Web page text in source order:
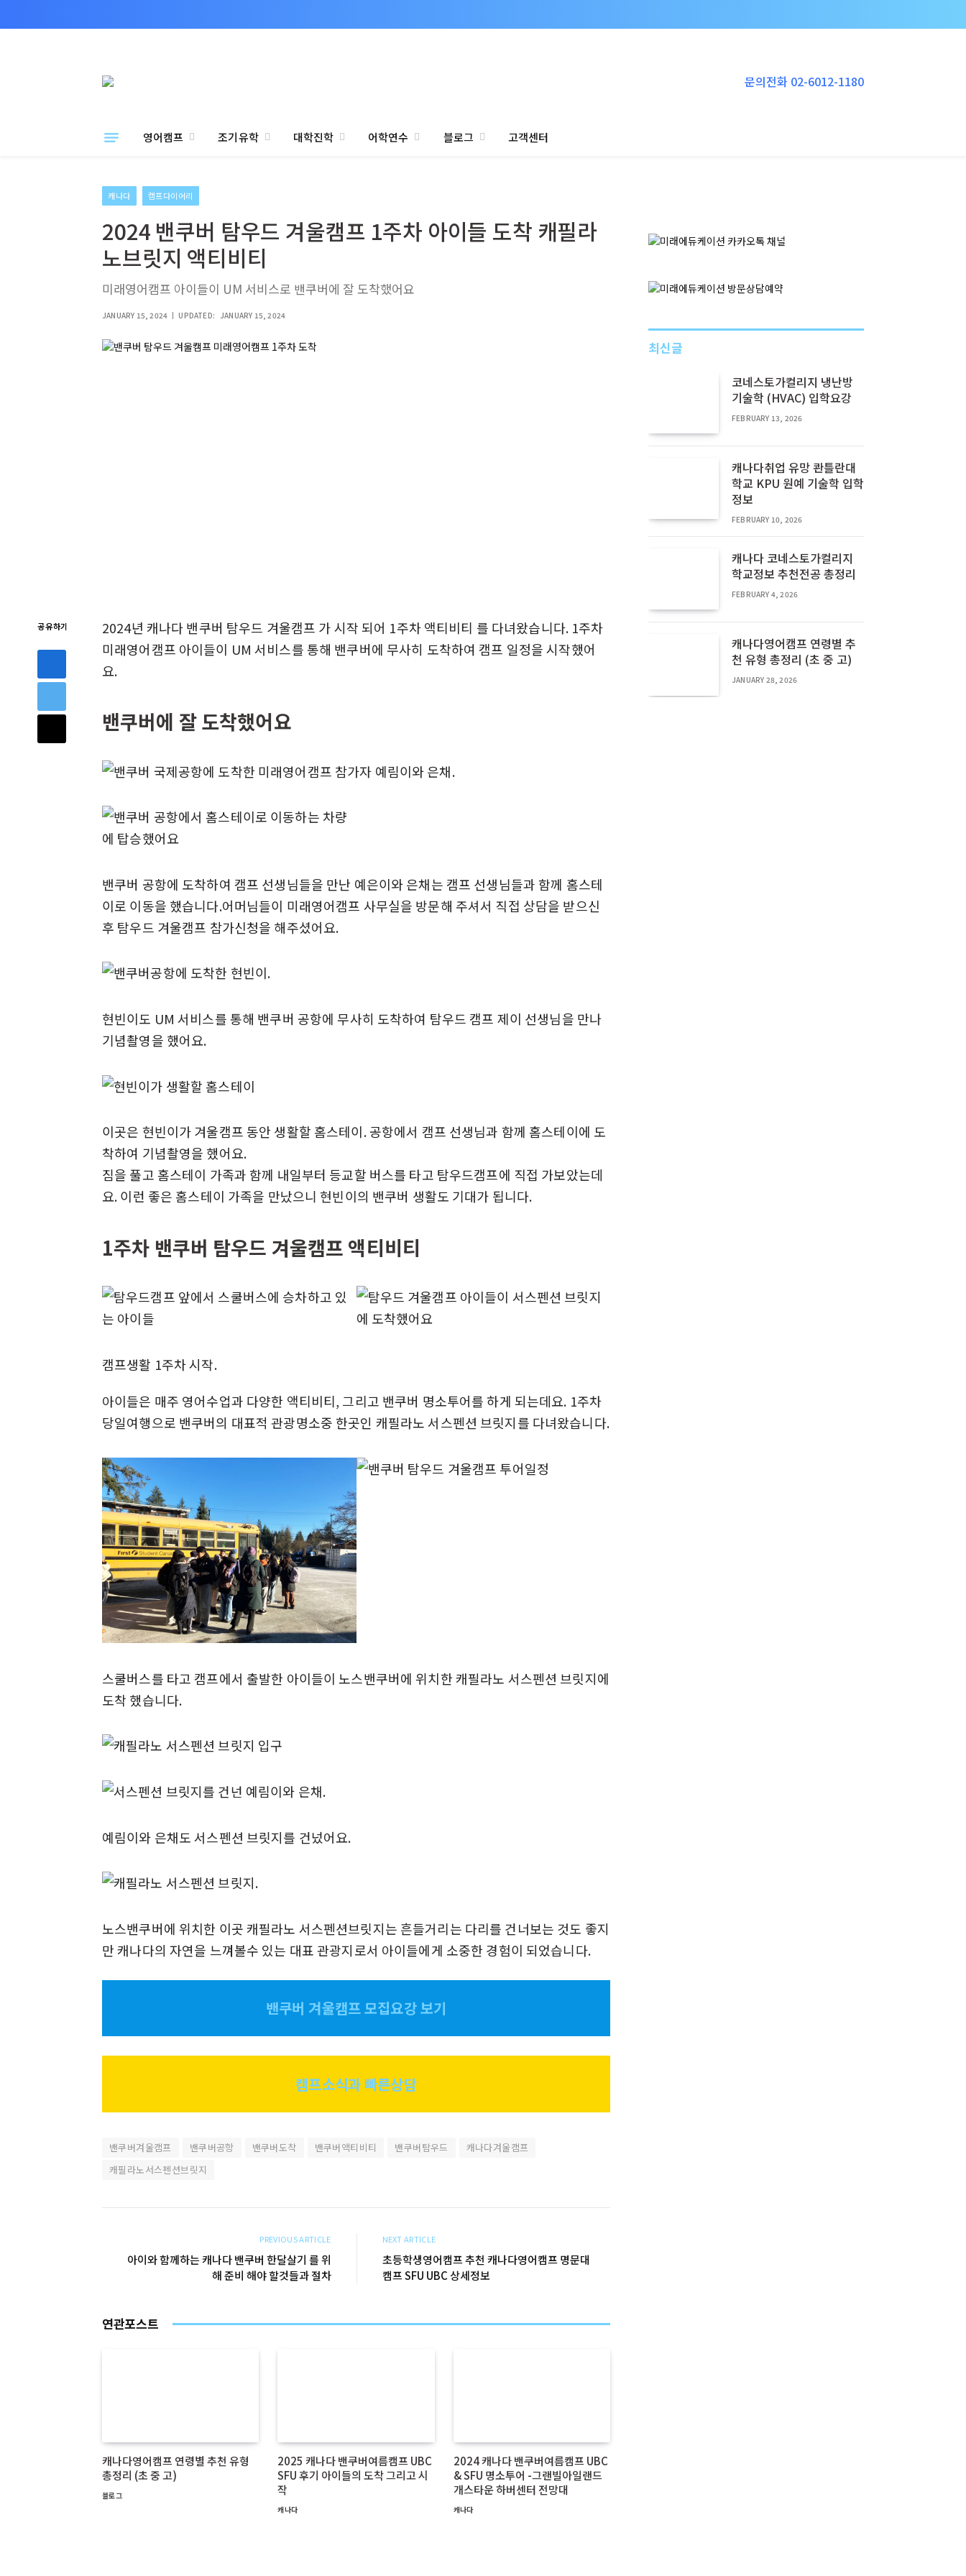
문의전화 02-6012-1180
영어캠프 조기유학 대학진학 어학연수 블로그 고객센터
캐나다 캠프다이어리
2024 밴쿠버 탐우드 겨울캠프 1주차 아이들 도착 캐필라
노브릿지 액티비티
미래영어캠프 아이들이 UM 서비스로 밴쿠버에 잘 도착했어요
JANUARY 15, 2024 UPDATED: JANUARY 15, 2024
공유하기
2024년 캐나다 밴쿠버 탐우드 겨울캠프 가 시작 되어 1주차 액티비티 를 다녀왔습니다. 1주차
미래영어캠프 아이들이 UM 서비스를 통해 밴쿠버에 무사히 도착하여 캠프 일정을 시작했어
요.
밴쿠버에 잘 도착했어요
밴쿠버 공항에 도착하여 캠프 선생님들을 만난 예은이와 은채는 캠프 선생님들과 함께 홈스테
이로 이동을 했습니다.어머님들이 미래영어캠프 사무실을 방문해 주셔서 직접 상담을 받으신
후 탐우드 겨울캠프 참가신청을 해주셨어요.
현빈이도 UM 서비스를 통해 밴쿠버 공항에 무사히 도착하여 탐우드 캠프 제이 선생님을 만나
기념촬영을 했어요.
이곳은 현빈이가 겨울캠프 동안 생활할 홈스테이. 공항에서 캠프 선생님과 함께 홈스테이에 도
착하여 기념촬영을 했어요.
짐을 풀고 홈스테이 가족과 함께 내일부터 등교할 버스를 타고 탐우드캠프에 직접 가보았는데
요. 이런 좋은 홈스테이 가족을 만났으니 현빈이의 밴쿠버 생활도 기대가 됩니다.
1주차 밴쿠버 탐우드 겨울캠프 액티비티
캠프생활 1주차 시작.
아이들은 매주 영어수업과 다양한 액티비티, 그리고 밴쿠버 명소투어를 하게 되는데요. 1주차
당일여행으로 밴쿠버의 대표적 관광명소중 한곳인 캐필라노 서스펜션 브릿지를 다녀왔습니다.
스쿨버스를 타고 캠프에서 출발한 아이들이 노스밴쿠버에 위치한 캐필라노 서스펜션 브릿지에
도착 했습니다.
예림이와 은채도 서스펜션 브릿지를 건넜어요.
노스밴쿠버에 위치한 이곳 캐필라노 서스펜션브릿지는 흔들거리는 다리를 건너보는 것도 좋지
만 캐나다의 자연을 느껴볼수 있는 대표 관광지로서 아이들에게 소중한 경험이 되었습니다.
밴쿠버 겨울캠프 모집요강 보기
캠프소식과 빠른상담
밴쿠버겨울캠프 밴쿠버공항 밴쿠버도착 밴쿠버액티비티 밴쿠버탐우드
캐나다겨울캠프
캐필라노서스펜션브릿지
PREVIOUS ARTICLE
아이와 함께하는 캐나다 밴쿠버 한달살기 를 위
해 준비 해야 할것들과 절차
NEXT ARTICLE
초등학생영어캠프 추천 캐나다영어캠프 명문대
캠프 SFU UBC 상세정보
연관포스트
캐나다영어캠프 연령별 추천 유형
총정리 (초 중 고)
블로그
2025 캐나다 밴쿠버여름캠프 UBC
SFU 후기 아이들의 도착 그리고 시
작
캐나다
2024 캐나다 밴쿠버여름캠프 UBC
& SFU 명소투어 -그랜빌아일랜드
개스타운 하버센터 전망대
캐나다
최신글
코네스토가컬리지 냉난방
기술학 (HVAC) 입학요강
FEBRUARY 13, 2026
캐나다취업 유망 콴틀란대
학교 KPU 원예 기술학 입학
정보
FEBRUARY 10, 2026
캐나다 코네스토가컬리지
학교정보 추천전공 총정리
FEBRUARY 4, 2026
캐나다영어캠프 연령별 추
천 유형 총정리 (초 중 고)
JANUARY 28, 2026